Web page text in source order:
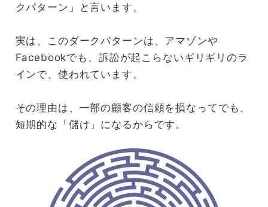
クパターン」と言います。
実は、このダークパターンは、アマゾンや
Facebookでも、訴訟が起こらないギリギリのラ
インで、使われています。
その理由は、一部の顧客の信頼を損なってでも、
短期的な「儲け」になるからです。